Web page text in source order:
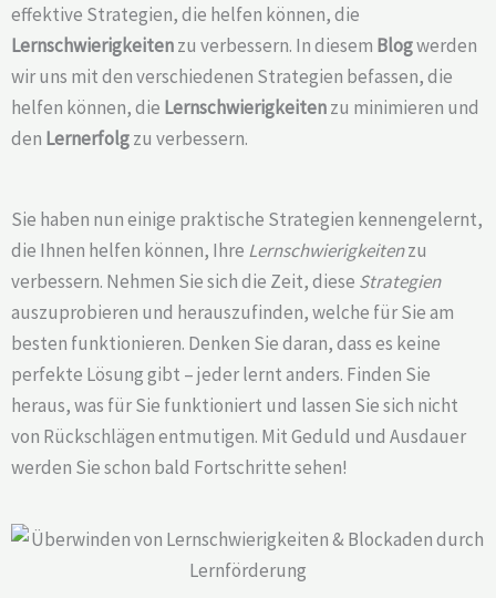
effektive Strategien, die helfen können, die
Lernschwierigkeitenzu verbessern. In diesem Blogwerden
wir uns mit den verschiedenen Strategien befassen, die
helfen können, die Lernschwierigkeitenzu minimieren und
den Lernerfolgzu verbessern.
Sie haben nun einige praktische Strategien kennengelernt,
die Ihnen helfen können, Ihre Lernschwierigkeitenzu
verbessern. Nehmen Sie sich die Zeit, diese Strategien
auszuprobieren und herauszufinden, welche für Sie am
besten funktionieren. Denken Sie daran, dass es keine
perfekte Lösung gibt – jeder lernt anders. Finden Sie
heraus, was für Sie funktioniert und lassen Sie sich nicht
von Rückschlägen entmutigen. Mit Geduld und Ausdauer
werden Sie schon bald Fortschritte sehen!